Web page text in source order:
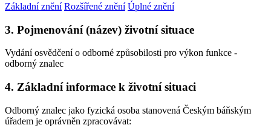
Základní znění Rozšířené znění Úplné znění
3. Pojmenování (název) životní situace
Vydání osvědčení o odborné způsobilosti pro výkon funkce -
odborný znalec
4. Základní informace k životní situaci
Odborný znalec jako fyzická osoba stanovená Českým báňským
úřadem je oprávněn zpracovávat: